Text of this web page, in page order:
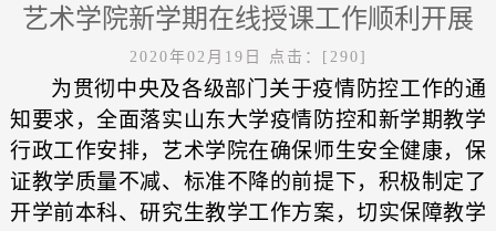
艺术学院新学期在线授课工作顺利开展
2020年02月19日 点击：[ 290]
为贯彻中央及各级部门关于疫情防控工作的通
知要求，全面落实山东大学疫情防控和新学期教学
行政工作安排，艺术学院在确保师生安全健康，保
证教学质量不减、标准不降的前提下，积极制定了
开学前本科、研究生教学工作方案，切实保障教学